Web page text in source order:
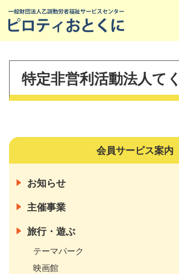
特定非営利活動法人て
会員サービス案内
お知らせ
主催事業
旅行・遊ぶ
テーマパーク
映画館